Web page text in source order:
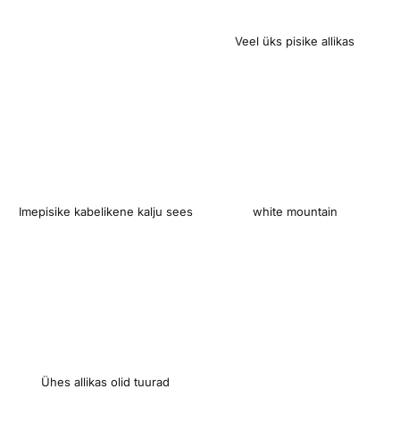
Veel üks pisike allikas
Imepisike kabelikene kalju sees white mountain
Ühes allikas olid tuurad